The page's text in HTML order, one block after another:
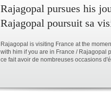
Rajagopal pursues his
Rajagopal poursuit sa
Rajagopal is visiting France at the
with him if you are in France / Rajagopal
ce fait avoir de nombreuses occasions